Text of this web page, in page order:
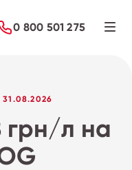
0 800 501 275
грн/л на